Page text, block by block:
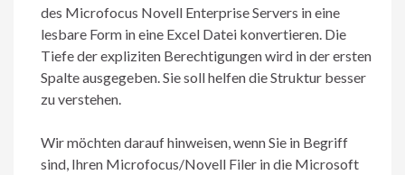
des Microfocus Novell Enterprise Servers in eine
lesbare Form in eine Excel Datei konvertieren. Die
Tiefe der expliziten Berechtigungen wird in der ersten
Spalte ausgegeben. Sie soll helfen die Struktur besser
zu verstehen.
Wir möchten darauf hinweisen, wenn Sie in Begriff
sind, Ihren Microfocus/Novell Filer in die Microsoft